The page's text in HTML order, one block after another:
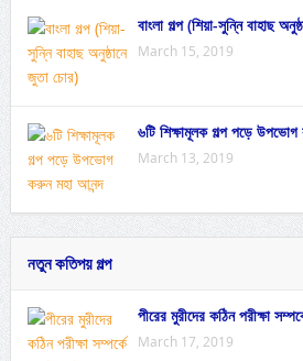
বাংলা গল্প (শিয়া-সুন্নি বাহাছ
March 15, 2019
৬টি শিক্ষামূলক গল্প পড়ে
March 13, 2019
নতুন কতিপয় গল্প
পীরের মুরীদের কঠিন পরীক্ষা
March 17, 2019